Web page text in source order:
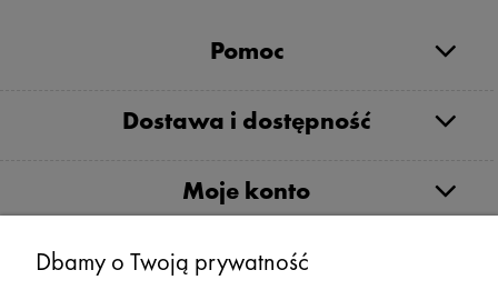
Pomoc
Dostawa i dostępność
Moje konto
Serwis
Dbamy o Twoją prywatność